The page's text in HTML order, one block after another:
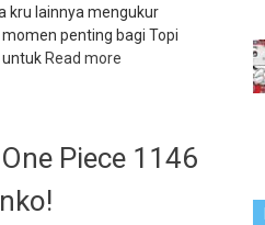
kru lainnya mengukur
penting bagi Topi
untuk Read more
Piece 1146